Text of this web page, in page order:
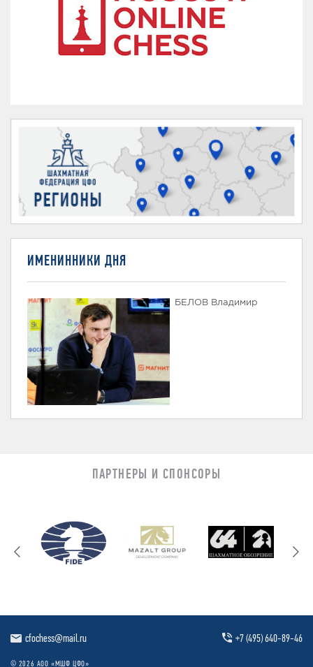
ИМЕНИННИКИ ДНЯ
БЕЛОВ Владимир
ПАРТНЕРЫ И СПОНСОРЫ
cfochess@mail.ru +7 (495) 640-89-46
© 2026 АОО «МШФ ЦФО»